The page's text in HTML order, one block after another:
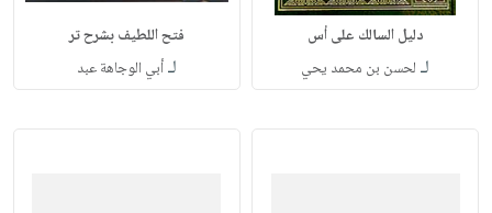
دليل السالك على أس
لـ لحسن بن محمد يحي
فتح اللطيف بشرح تر
لـأبي الوجاهة عبد